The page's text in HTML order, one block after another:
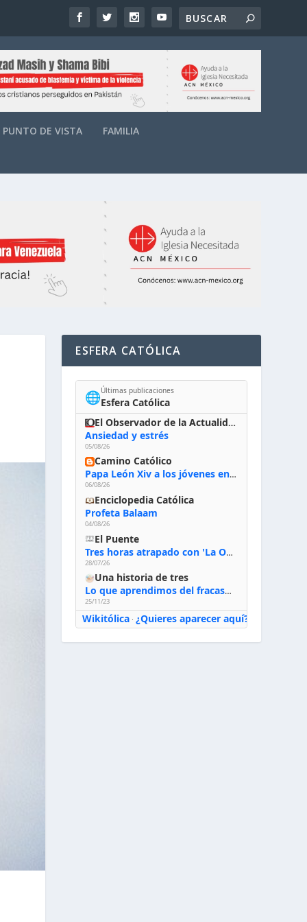
PUNTO DE VISTA FAMILIA
ESFERA CATÓLICA
🌐Últimas publicaciones
Esfera Católica
El Observador de la Actualidad
Ansiedad y estrés
05/08/26
Camino Católico
Papa León Xiv a los jóvenes en Asís, 6-8-2026: «De san Francisco aprendan la radicalidad evangélica: no los vuelve ciegos ni violentos, sino sensibles, atentos, siempre en el seguimiento de Jesús, humildes y acogiendo a todos»
06/08/26
Enciclopedia Católica
Profeta Balaam
04/08/26
El Puente
Tres horas atrapado con 'La Odisea' de Nolan
28/07/26
Una historia de tres
Lo que aprendimos del fracaso al emprender
25/11/23
Wikitólica· ¿Quieres aparecer aquí?